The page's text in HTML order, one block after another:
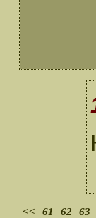
<< 61 62 63